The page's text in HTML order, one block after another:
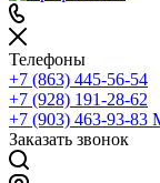
Телефоны
+7 (863) 445-56-54
+7 (928) 191-28-62
+7 (903) 463-93-83
Заказать звонок